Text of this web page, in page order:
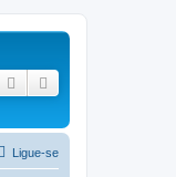
Pesquisar
Ligue-se